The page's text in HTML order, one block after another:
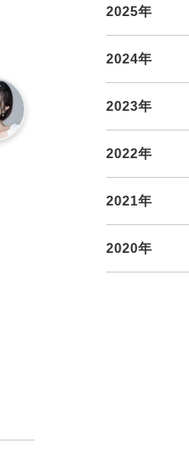
2025年
2024年
2023年
2022年
2021年
2020年